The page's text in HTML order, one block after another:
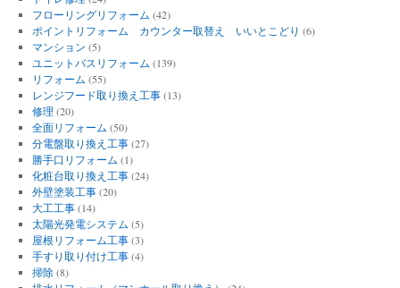
フローリングリフォーム (42)
ポイントリフォーム カウンター取替え いいとこどり (6)
マンション (5)
ユニットバスリフォーム (139)
リフォーム (55)
レンジフード取り換え工事(13)
修理 (20)
全面リフォーム (50)
分電盤取り換え工事(27)
勝手口リフォーム (1)
化粧台取り換え工事(24)
外壁塗装工事(20)
大工工事(14)
太陽光発電システム (5)
屋根リフォーム工事(3)
手すり取り付け工事(4)
掃除(8)